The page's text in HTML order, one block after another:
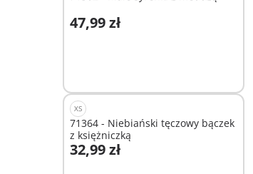
47,99 zł
Dodaj do koszyka
XS
71364 - Niebiański tęczowy bączek
z księżniczką
32,99 zł
Dodaj do koszyka